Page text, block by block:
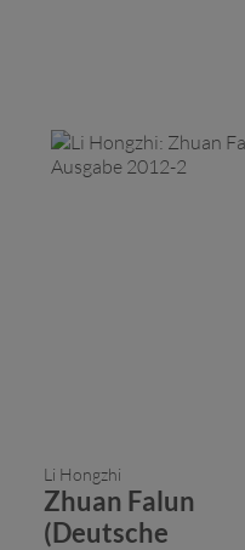
Li Hongzhi
Zhuan Falun
(Deutsche